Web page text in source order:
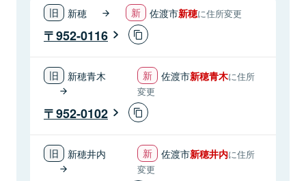
新穂 佐渡市新穂に住所変更
952-0116
新穂青木 佐渡市新穂青木に住所
変更
952-0102
新穂井内 佐渡市新穂井内に住所
変更